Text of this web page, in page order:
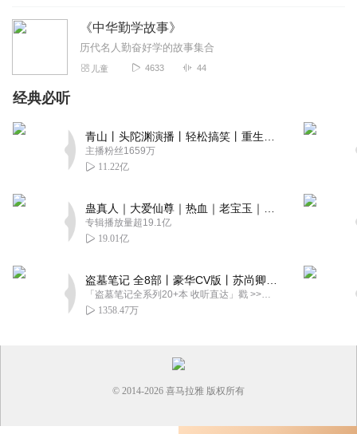
《中华勤学故事》
历代名人勤奋好学的故事集合
儿童 4633 44
经典必听
主播粉丝1659万
11.22亿
专辑播放量超19.1亿
19.01亿
「盗墓笔记全系列20+本 收听直达」戳 >>改编自南派三叔同名作品，腾讯音乐娱乐集团出品，冠声文化制作，...
1358.47万
© 2014-2026 喜马拉雅 版权所有